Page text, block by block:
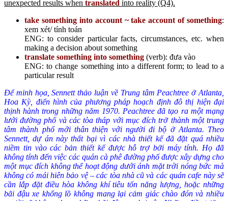
unexpected results when translated into reality (Q4).
take something into account ~ take account of something:
xem xét/ tính toán
ENG: ​to consider particular facts, circumstances, etc. when
making a decision about something
translate something into something (verb): đưa vào
ENG: to change something into a different form; to lead to a
particular result
Để minh họa, Sennett thảo luận về Trung tâm Peachtree ở Atlanta,
Hoa Kỳ, điển hình của phương pháp hoạch định đô thị hiện đại
thịnh hành trong những năm 1970. Peachtree đã tạo ra một mạng
lưới đường phố và các tòa tháp với mục đích trở thành một trung
tâm thành phố mới thân thiện với người đi bộ ở Atlanta. Theo
Sennett, dự án này thất bại vì các nhà thiết kế đã đặt quá nhiều
niềm tin vào các bản thiết kế được hỗ trợ bởi máy tính. Họ đã
không tính đến việc các quán cà phê đường phố được xây dựng cho
một mục đích không thể hoạt động dưới ánh mặt trời nóng bức mà
không có mái hiên bảo vệ – các tòa nhà cũ và các quán cafe này sẽ
cần lắp đặt điều hòa không khí tiêu tốn năng lượng, hoặc những
bãi đậu xe khổng lồ không mang lại cảm giác chào đón và nhiều